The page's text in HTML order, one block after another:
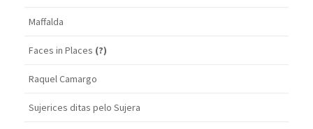
Maffalda
Faces in Places (?)
Raquel Camargo
Sujerices ditas pelo Sujera